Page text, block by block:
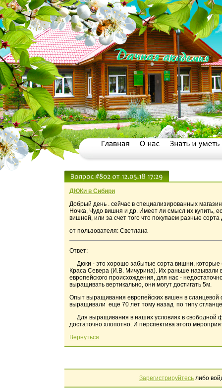
ДЮКи в Сибири
Добрый день . сейчас в специализированных
Ночка, Чудо вишня и др. Имеет ли смысл их купить,
вишней, или за счет того что покупаем разные
от пользователя: Светлана
Ответ:
Дюки - это хорошо забытые сорта вишни, которые
Краса Севера (И.В. Мичурина). Их раньше называли
европейского происхождения, для нас -
выращивать вертикально, они могут достигать 5м.
Опыт выращивания европейских вишен в сланцевой
выращивали еще 70 лет тому назад по типу
Для выращивания в наших условиях в свободной
достаточно хлопотно. И перспектива этого
Вернуться
Зарегистрируйтесь либо